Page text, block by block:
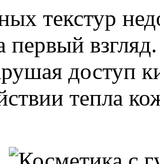
текстур
первый
доступ
тепла